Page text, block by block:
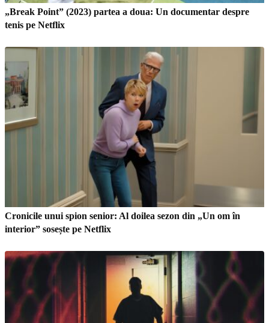
„Break Point” (2023) partea a doua: Un documentar despre
tenis pe Netflix
Cronicile unui spion senior: Al doilea sezon din „Un om în
interior” sosește pe Netflix